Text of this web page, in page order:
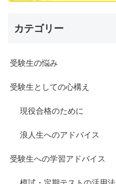
カテゴリー
受験生の悩み
受験生としての心構え
現役合格のために
浪人生へのアドバイス
受験生への学習アドバイス